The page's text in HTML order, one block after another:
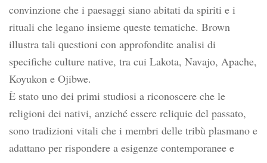
convinzione che i paesaggi siano abitati da spiriti e i
rituali che legano insieme queste tematiche. Brown
illustra tali questioni con approfondite analisi di
specifiche culture native, tra cui Lakota, Navajo, Apache,
Koyukon e Ojibwe.
È stato uno dei primi studiosi a riconoscere che le
religioni dei nativi, anziché essere reliquie del passato,
sono tradizioni vitali che i membri delle tribù plasmano e
adattano per rispondere a esigenze contemporanee e